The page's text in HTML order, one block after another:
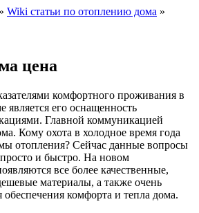
» Wiki статьи по отоплению дома »
цена
комфортного проживания в
его оснащенность
Главной коммуникацией
Кому охота в холодное время года
отопления? Сейчас данные вопросы
и быстро. На новом
все более качественные,
материалы, а также очень
комфорта и тепла дома.